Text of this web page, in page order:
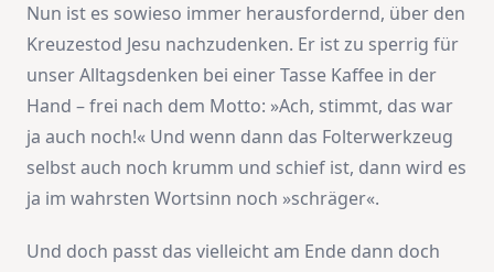
Nun ist es sowieso immer herausfordernd, über den
Kreuzestod Jesu nachzudenken. Er ist zu sperrig für
unser Alltagsdenken bei einer Tasse Kaffee in der
Hand – frei nach dem Motto: »Ach, stimmt, das war
ja auch noch!« Und wenn dann das Folterwerkzeug
selbst auch noch krumm und schief ist, dann wird es
ja im wahrsten Wortsinn noch »schräger«.
Und doch passt das vielleicht am Ende dann doch